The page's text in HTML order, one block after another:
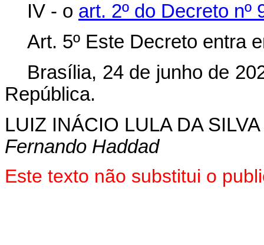
IV - o art. 2º do Decreto nº
Art. 5º Este Decreto entra
Brasília, 24 de junho de
República.
LUIZ INÁCIO LULA DA SILVA
Fernando Haddad
Este texto não substitui o